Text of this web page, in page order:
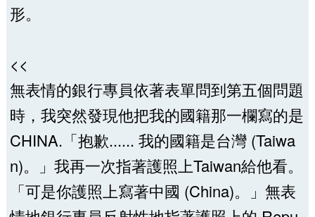
形。
<<
無表情的銀行專員依著表單問到第五個問題
時，我突然發現他把我的國籍那一欄寫的是
CHINA.「抱歉...... 我的國籍是台灣 (Taiwa
n)。」我再一次指著護照上Taiwan給他看。
「可是你護照上寫著中國 (China)。」無表